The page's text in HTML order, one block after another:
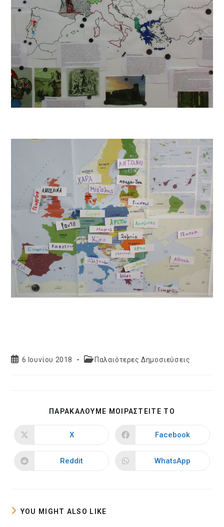
Post6 Ιουνίου 2018
PostΠαλαιότερες Δημοσιεύσεις
ΠΑΡΑΚΑΛΟΥΜΕ ΜΟΙΡΑΣΤΕΙΤΕ ΤΟ
CONTENT
Opens
new
window
X
Opens
new
window
Facebook
Opens
Reddit
Opens
WhatsApp
YOU MIGHT ALSO LIKE